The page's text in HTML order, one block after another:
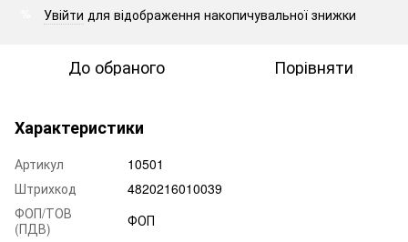
Увійти для відображення накопичувальної знижки
До обраного Порівняти
Характеристики
Артикул
10501
Штрихкод
4820216010039
ФОП/ТОВ
(ПДВ)
ФОП